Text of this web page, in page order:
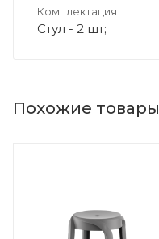
Комплектация
Стул - 2 шт;
Похожие товары